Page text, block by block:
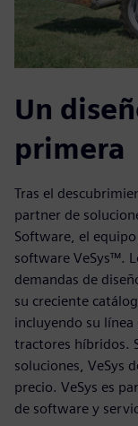
Un
primera
Tras el
partner de
Software, el
software VeSys™.
demandas de
su creciente
incluyendo su
tractores híbridos.
soluciones, VeSys
precio. VeSys es
de software y